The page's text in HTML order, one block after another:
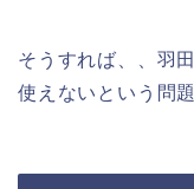
そうすれば、、羽
使えないという問